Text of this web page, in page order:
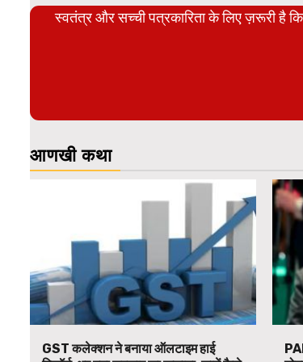
स्वतंत्र और सच्ची पत्रकारिता के लिए ज़रूरी है
आणखी कथा
GST कलेक्शन ने बनाया ऑलटाइम हाई